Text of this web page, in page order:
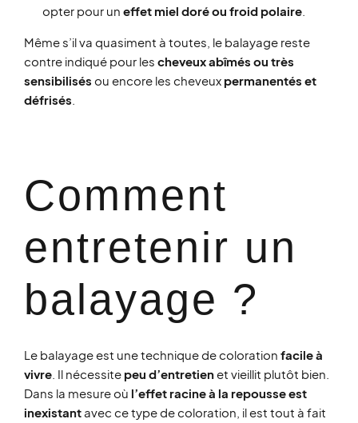
opter pour un effet miel doré ou froid polaire.
Même s’il va quasiment à toutes, le balayage reste
contre indiqué pour les cheveux abîmés ou très
sensibilisés ou encore les cheveux permanentés et
défrisés
Comment
entretenir un
balayage ?​
Le balayage est une technique de coloration facile à
vivre . Il nécessite peu d’entretienet vieillit plutôt bien.
Dans la mesure où l’effet racine à la repousse est
inexistant avec ce type de coloration, il est tout à fait